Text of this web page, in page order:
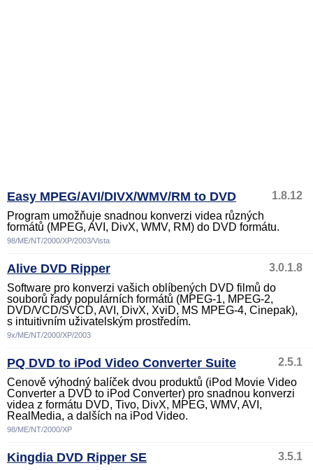
Easy MPEG/AVI/DIVX/WMV/RM to DVD
1.8.12
Program umožňuje snadnou konverzi videa různých
formátů (MPEG, AVI, DivX, WMV, RM) do DVD formátu.
98/ME/NT/2000/XP/2003/Vista
Alive DVD Ripper
3.0.1.8
Software pro konverzi vašich oblíbených DVD filmů do
souborů řady populárních formátů (MPEG-1, MPEG-2,
DVD/VCD/SVCD, AVI, DivX, XviD, MS MPEG-4, Cinepak),
s intuitivním uživatelským prostředím.
9x/ME/NT/2000/XP/2003
PQ DVD to iPod Video Converter Suite
2.5.1
Cenově výhodný balíček dvou produktů (iPod Movie Video
Converter a DVD to iPod Converter) pro snadnou konverzi
videa z formátu DVD, Tivo, DivX, MPEG, WMV, AVI,
RealMedia, a dalších na iPod Video.
98/ME/NT/2000/XP
Kingdia DVD Ripper SE
3.5.1